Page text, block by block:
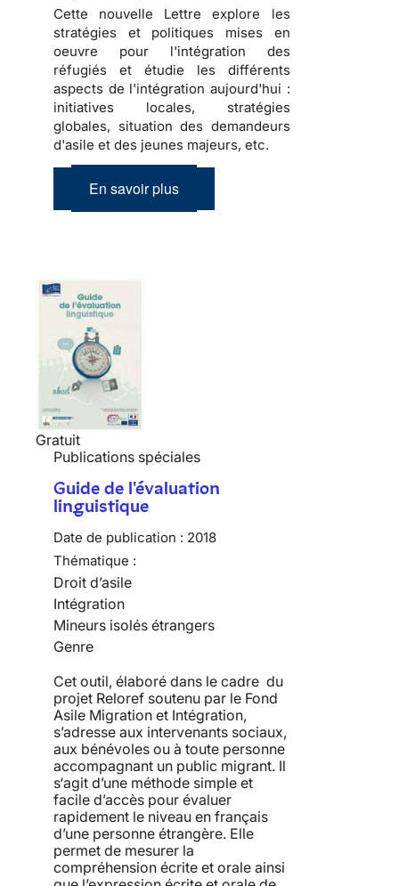
Cette nouvelle Lettre explore les
stratégies et politiques mises en
oeuvre pour l'intégration des
réfugiés et étudie les différents
aspects de l'intégration aujourd'hui :
initiatives locales, stratégies
globales, situation des demandeurs
d'asile et des jeunes majeurs, etc.
En savoir plus
Gratuit
Publications spéciales
Guide de l'évaluation
linguistique
Date de publication : 2018
Thématique :
Droit d’asile
Intégration
Mineurs isolés étrangers
Genre
Cet outil, élaboré dans le cadre du
projet Reloref soutenu par le Fond
Asile Migration et Intégration,
s’adresse aux intervenants sociaux,
aux bénévoles ou à toute personne
accompagnant un public migrant. Il
s‘agit d’une méthode simple et
facile d’accès pour évaluer
rapidement le niveau en français
d’une personne étrangère. Elle
permet de mesurer la
compréhension écrite et orale ainsi